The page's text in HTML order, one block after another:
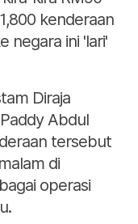
kenderaan
negara ini 'lari'
Diraja
Abdul
tersebut
di
operasi